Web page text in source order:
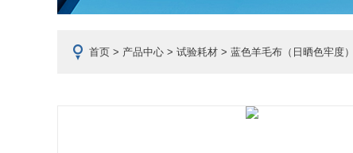
首页 > 产品中心 > 试验耗材 > 蓝色羊毛布（日晒色牢度）